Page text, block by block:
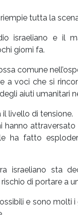
tutta la
israeliano e il
giorni fa.
comune
a voci che si
aiuti umanitari
il livello di tensione.
hanno
ha fatto
israeliano sta
di portare a
e sono molti